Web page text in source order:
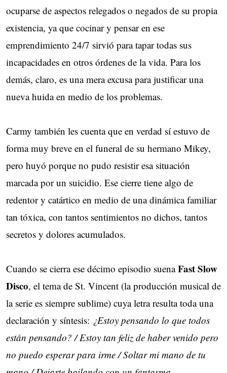
ocuparse de aspectos relegados o negados de su propia
existencia, ya que cocinar y pensar en ese
emprendimiento 24/7 sirvió para tapar todas sus
incapacidades en otros órdenes de la vida. Para los
demás, claro, es una mera excusa para justificar una
nueva huida en medio de los problemas.
Carmy también les cuenta que en verdad sí estuvo de
forma muy breve en el funeral de su hermano Mikey,
pero huyó porque no pudo resistir esa situación
marcada por un suicidio. Ese cierre tiene algo de
redentor y catártico en medio de una dinámica familiar
tan tóxica, con tantos sentimientos no dichos, tantos
secretos y dolores acumulados.
Cuando se cierra ese décimo episodio suenaFast Slow
Disco, el tema de St. Vincent (la producción musical de
la serie es siempre sublime) cuya letra resulta toda una
declaración y síntesis: ¿Estoy pensando lo que todos
están pensando? / Estoy tan feliz de haber venido pero
no puedo esperar para irme / Soltar mi mano de tu